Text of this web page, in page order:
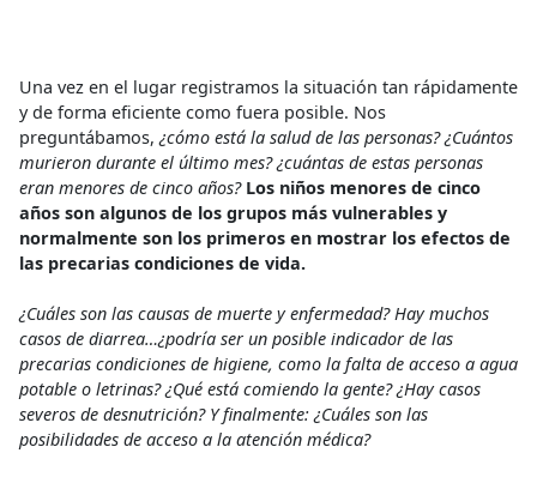
Una vez en el lugar registramos la situación tan rápidamente
y de forma eficiente como fuera posible. Nos
preguntábamos,¿cómo está la salud de las personas? ¿Cuántos
murieron durante el último mes? ¿cuántas de estas personas
eran menores de cinco años? Los niños menores de cinco
años son algunos de los grupos más vulnerables y
normalmente son los primeros en mostrar los efectos de
las precarias condiciones de vida.
¿Cuáles son las causas de muerte y enfermedad? Hay muchos
casos de diarrea…¿podría ser un posible indicador de las
precarias condiciones de higiene, como la falta de acceso a agua
potable o letrinas? ¿Qué está comiendo la gente? ¿Hay casos
severos de desnutrición? Y finalmente: ¿Cuáles son las
posibilidades de acceso a la atención médica?